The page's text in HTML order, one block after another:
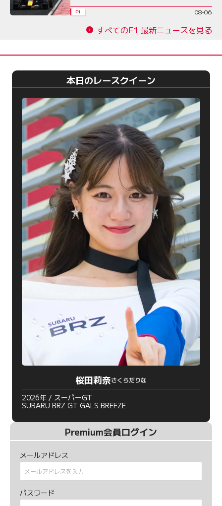
F1 08-06
すべてのF1 最新ニュースを見る
本日のレースクイーン
桜田莉奈さくらだりな
2026年 / スーパーGT
SUBARU BRZ GT GALS BREEZE
Premium会員ログイン
メールアドレス
パスワード